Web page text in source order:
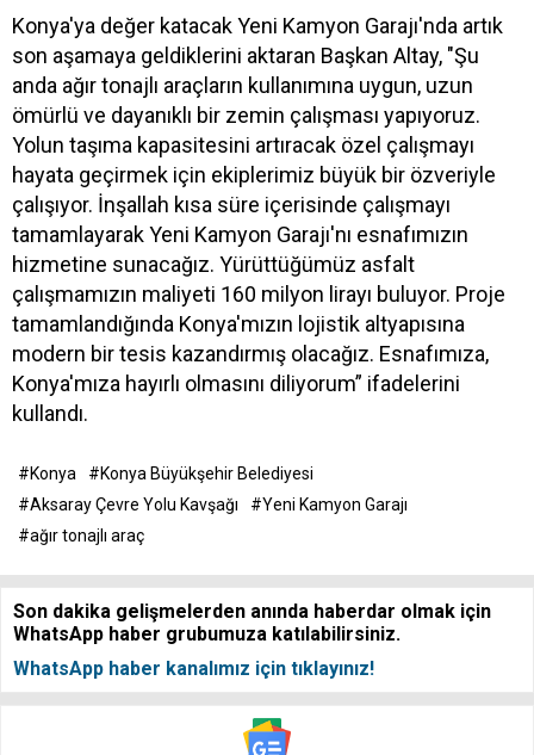
Konya'ya değer katacak Yeni Kamyon Garajı'nda artık
son aşamaya geldiklerini aktaran Başkan Altay, "Şu
anda ağır tonajlı araçların kullanımına uygun, uzun
ömürlü ve dayanıklı bir zemin çalışması yapıyoruz.
Yolun taşıma kapasitesini artıracak özel çalışmayı
hayata geçirmek için ekiplerimiz büyük bir özveriyle
çalışıyor. İnşallah kısa süre içerisinde çalışmayı
tamamlayarak Yeni Kamyon Garajı'nı esnafımızın
hizmetine sunacağız. Yürüttüğümüz asfalt
çalışmamızın maliyeti 160 milyon lirayı buluyor. Proje
tamamlandığında Konya'mızın lojistik altyapısına
modern bir tesis kazandırmış olacağız. Esnafımıza,
Konya'mıza hayırlı olmasını diliyorum” ifadelerini
kullandı.
#Konya
#Konya Büyükşehir Belediyesi
#Aksaray Çevre Yolu Kavşağı
#Yeni Kamyon Garajı
#ağır tonajlı araç
Son dakika gelişmelerden anında haberdar olmak için
WhatsApp haber grubumuza katılabilirsiniz.
WhatsApp haber kanalımız için tıklayınız!